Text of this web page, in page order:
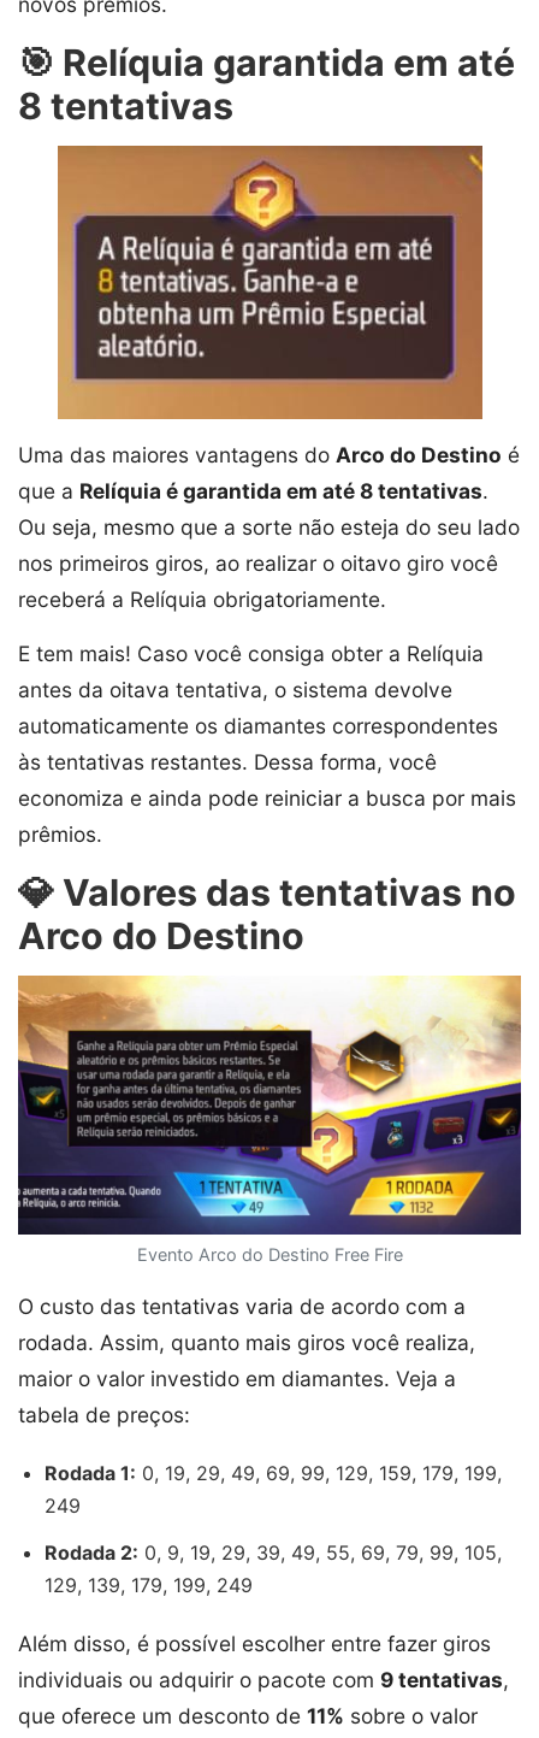
🎯 Relíquia garantida em até
8 tentativas
Uma das maiores vantagens do Arco do Destino é
que a Relíquia é garantida em até 8 tentativas.
Ou seja, mesmo que a sorte não esteja do seu lado
nos primeiros giros, ao realizar o oitavo giro você
receberá a Relíquia obrigatoriamente.
E tem mais! Caso você consiga obter a Relíquia
antes da oitava tentativa, o sistema devolve
automaticamente os diamantes correspondentes
às tentativas restantes. Dessa forma, você
economiza e ainda pode reiniciar a busca por mais
prêmios.
💎 Valores das tentativas no
Arco do Destino
Evento Arco do Destino Free Fire
O custo das tentativas varia de acordo com a
rodada. Assim, quanto mais giros você realiza,
maior o valor investido em diamantes. Veja a
tabela de preços:
Rodada 1: 0, 19, 29, 49, 69, 99, 129, 159, 179, 199,
249
Rodada 2: 0, 9, 19, 29, 39, 49, 55, 69, 79, 99, 105,
129, 139, 179, 199, 249
Além disso, é possível escolher entre fazer giros
individuais ou adquirir o pacote com 9 tentativas,
que oferece um desconto de 11% sobre o valor